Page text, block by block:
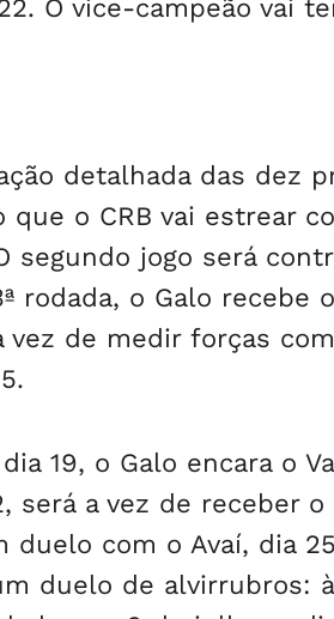
O vice-campeão vai
detalhada das dez
o CRB vai estrear
segundo jogo será
rodada, o Galo recebe
vez de medir forças
19, o Galo encara o
será a vez de receber
duelo com o Avaí, dia
duelo de alvirrubros: